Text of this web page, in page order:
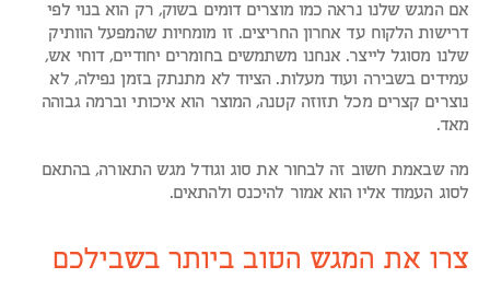
אם המגש שלנו נראה כמו מוצרים דומים בשוק, רק הוא בנוי לפי
דרישות הלקוח עד אחרון החריצים. זו מומחיות שהמפעל הוותיק
שלנו מסוגל לייצר. אנחנו משתמשים בחומרים יחודיים, דוחי אש,
עמידים בשבירה ועוד מעלות. הציוד לא מתנתק בזמן נפילה, לא
נוצרים קצרים מכל תזוזה קטנה, המוצר הוא איכותי וברמה גבוהה
מאד.
מה שבאמת חשוב זה לבחור את סוג וגודל מגש התאורה, בהתאם
לסוג העמוד אליו הוא אמור להיכנס ולהתאים.
צרו את המגש הטוב ביותר בשבילכם